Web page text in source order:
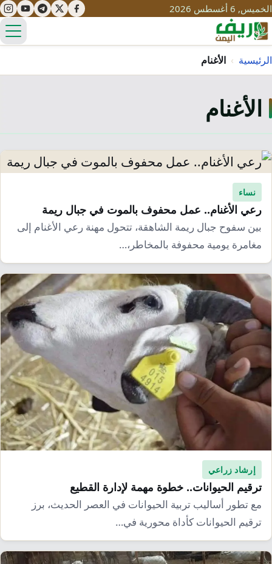
الخميس, 6 أغسطس 2026
تعليم
مياه
طرُق
قصص نجاح
مبادرات
سياحة
تراث
ثقافة
التغير المناخي
محميات
التلوث
تحديات
حلول
إرشاد زراعي
نساء
قضايا
معيشة
قصة
انفوجرافيك
قصص رقمية
تقارير صور
فيديو
الرئيسية › الأغنام
الأغنام
نساء
رعي الأغنام.. عمل محفوف بالموت في جبال ريمة
بين سفوح جبال ريمة الشاهقة، تتحول مهنة رعي الأغنام إلى
مغامرة يومية محفوفة بالمخاطر،…
إرشاد زراعي
ترقيم الحيوانات.. خطوة مهمة لإدارة القطيع
مع تطور أساليب تربية الحيوانات في العصر الحديث، برز
ترقيم الحيوانات كأداة محورية في…